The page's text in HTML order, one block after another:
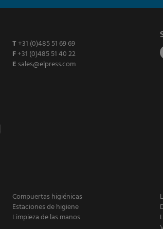
T +31 (0)485 51 69 69
F+31 (0)485 51 40 22
E sales@elpress.com
Compuertas higiénicas
Estaciones de higiene
Limpieza de las manos